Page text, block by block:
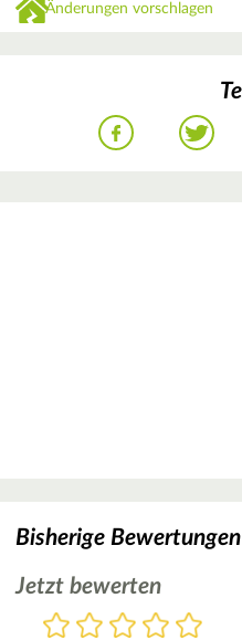
Änderungen vorschlagen
Bisherige
Jetzt bewerten
Bewertung
5
4
3
2
1